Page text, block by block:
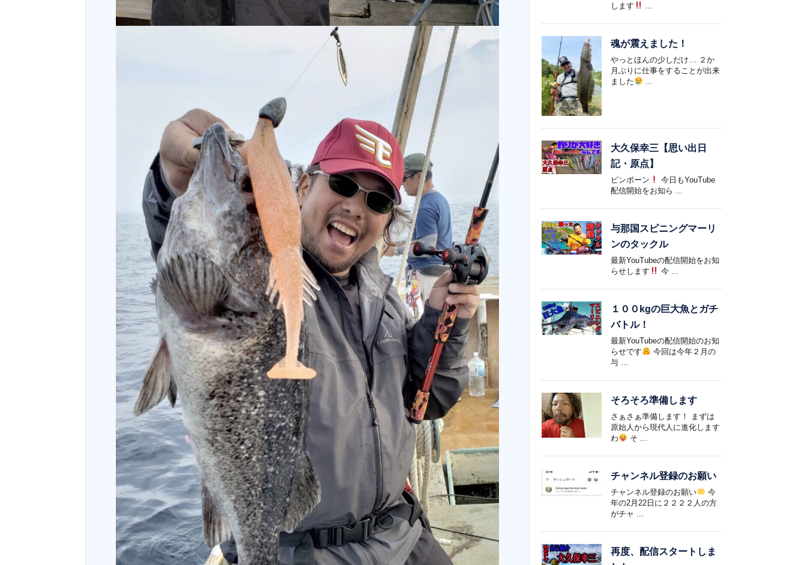
します
...
魂が震えました！
やっとほんの少しだけ… ２か
月ぶりに仕事をすることが出来
ました
...
大久保幸三【思い出日
記・原点】
ピンポーン
今日もYouTube
配信開始をお知ら ...
与那国スピニングマーリ
ンのタックル
最新YouTubeの配信開始をお知
らせします
今 ...
１００kgの巨大魚とガチ
バトル！
最新YouTubeの配信開始のお知
らせです
今回は今年２月の
与 ...
そろそろ準備します
さぁさぁ準備します！ まずは
原始人から現代人に進化します
わ
そ ...
チャンネル登録のお願い
チャンネル登録のお願い
今
年の2月22日に２２２２人の方
がチャ ...
再度、配信スタートしま